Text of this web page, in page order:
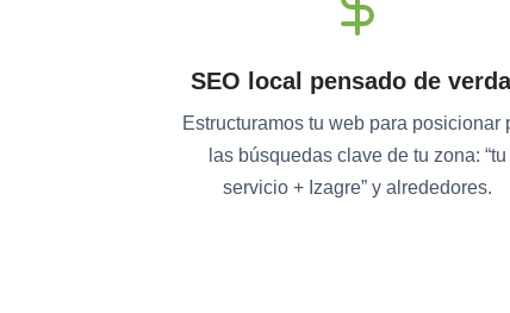
SEO local pensado de
Estructuramos tu web para posicionar
las búsquedas clave de tu zona: “tu
servicio + Izagre” y alrededores.